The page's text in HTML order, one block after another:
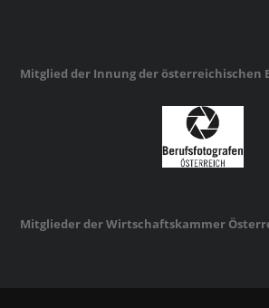
Mitglied der Innung der österreichischen
Mitglieder der Wirtschaftskammer